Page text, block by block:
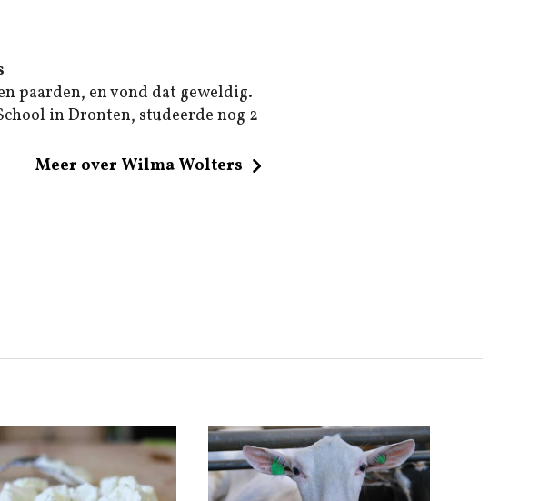
paarden, en vond dat geweldig.
in Dronten, studeerde nog 2
Meer over Wilma Wolters